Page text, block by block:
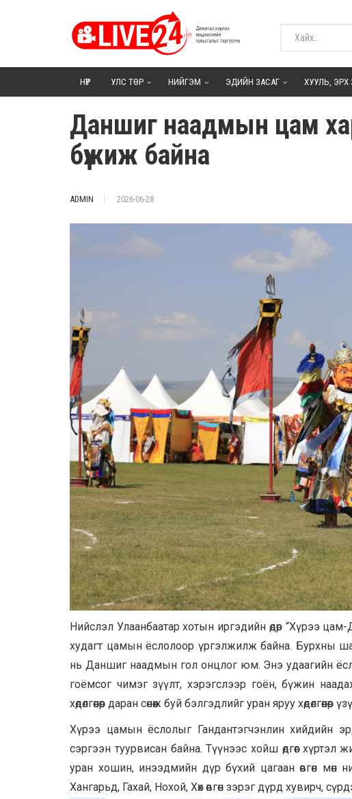
НҮҮР УЛС ТӨР НИЙГЭМ ЭДИЙН ЗАСАГ ХУУЛЬ, ЭРХ
Даншиг наадмын цам
бүжиж байна
ADMIN 2026-06-28
Нийслэл Улаанбаатар хотын иргэдийн өдөр “Хүрээ
худагт цамын ёслолоор үргэлжилж байна. Бурхны
нь Даншиг наадмын гол онцлог юм. Энэ удаагийн
гоёмсог чимэг зүүлт, хэрэгслээр гоён, бүжин
хөдөлгөөнөөр даран сөнөөж буй бэлгэдлийг уран яруу
Хүрээ цамын ёслолыг Гандантэгчэнлин хийдийн
сэргээн туурвисан байна. Түүнээс хойш өдгөөг
уран хошин, инээдмийн дүр бүхий цагаан өвгөн мөн
Хангарьд, Гахай, Нохой, Хөх өвгөн зэрэг дүрд хувирч,